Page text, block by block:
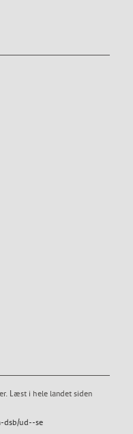
Læst i hele landet siden
dsb/ud--se